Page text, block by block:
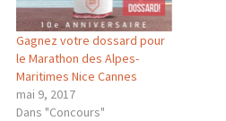
Gagnez votre dossard pour
le Marathon des Alpes-
Maritimes Nice Cannes
mai 9, 2017
Dans "Concours"